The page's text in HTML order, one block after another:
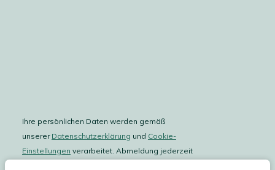
Ihre persönlichen Daten werden gemäß
unserer Datenschutzerklärung und Cookie-
Einstellungen verarbeitet. Abmeldung jederzeit